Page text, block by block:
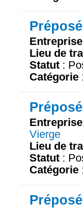
Entreprise
Lieu de
Statut :
Catégorie
Entreprise
Vierge
Lieu de
Statut :
Catégorie